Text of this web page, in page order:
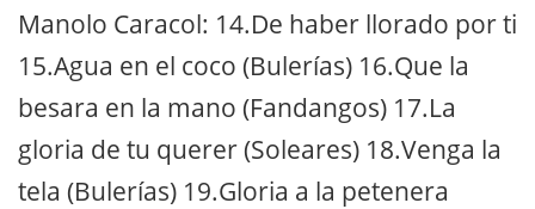
Manolo Caracol: 14.De haber llorado por ti
15.Agua en el coco (Bulerías) 16.Que la
besara en la mano (Fandangos) 17.La
gloria de tu querer (Soleares) 18.Venga la
tela (Bulerías) 19.Gloria a la petenera